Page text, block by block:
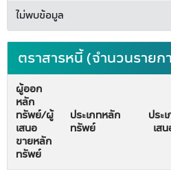
ไม่พบข้อมูล
ตราสารหนี้ (จำนวนราย
ผู้ออก
หลัก
ทรัพย์/ผู้
เสนอ
ขายหลัก
ทรัพย์
ประเภทหลัก
ทรัพย์
ประ
เส